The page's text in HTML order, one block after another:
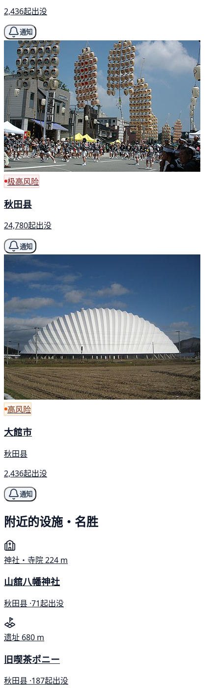
2,436起出没
通知
极高风险
秋田县
24,780起出没
通知
高风险
大館市
秋田县
2,436起出没
通知
附近的设施・名胜
神社・寺院224 m
山舘八幡神社
秋田县 ·71起出没
遗址 680 m
旧喫茶ポニー
秋田县 ·187起出没